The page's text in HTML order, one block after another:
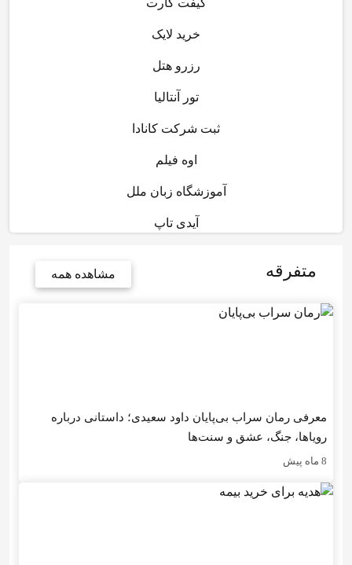
گیفت کارت
خرید لایک
رزرو هتل
تور آنتالیا
ثبت شرکت کانادا
اوه فیلم
آموزشگاه زبان ملل
آیدی تاپ
متفرقه مشاهده همه
معرفی رمان سراب بی‌پایان داود سعیدی؛ داستانی درباره
رویاها، جنگ، عشق و سنت‌ها
8 ماه پیش